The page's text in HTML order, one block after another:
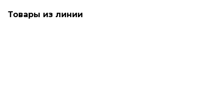
Товары из линии